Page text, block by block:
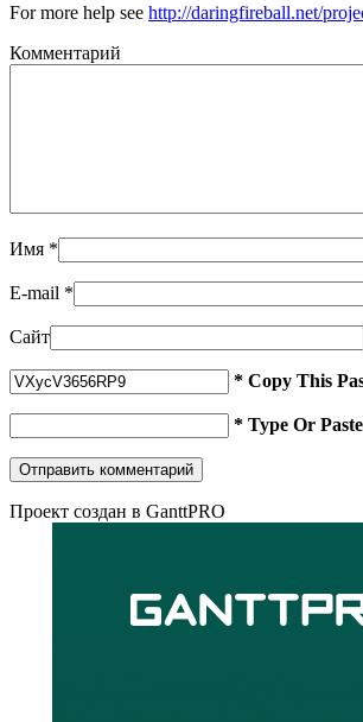
For more help see http://daringfireball.net/
Комментарий
Имя *
E-mail *
Сайт
* Copy This
* Type Or
Проект создан в GanttPRO